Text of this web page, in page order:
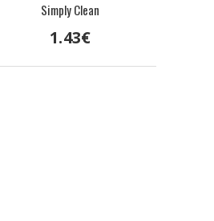
Simply Clean
1.43€